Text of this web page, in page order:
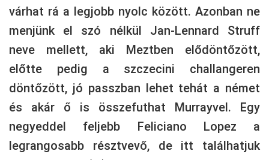
várhat rá a legjobb nyolc között. Azonban ne
menjünk el szó nélkül Jan-Lennard Struff
neve mellett, aki Meztben elődöntőzött,
előtte pedig a szczecini challangeren
döntőzött, jó passzban lehet tehát a német
és akár ő is összefuthat Murrayvel. Egy
negyeddel feljebb Feliciano Lopez a
legrangosabb résztvevő, de itt találhatjuk